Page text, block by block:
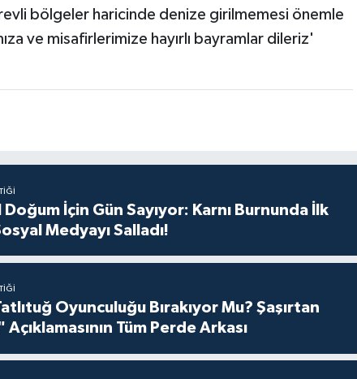
bölgeler haricinde denize girilmemesi önemle
ve misafirlerimize hayırlı bayramlar dileriz'
Doğum İçin Gün Sayıyor: Karnı Burnunda İlk
Medyayı Salladı!
Oyunculuğu Bırakıyor Mu? Şaşırtan
Tüm Perde Arkası